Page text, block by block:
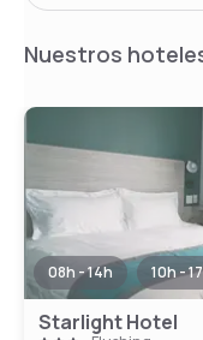
Nuestros
08h - 14h 10h -
Starlight Hotel